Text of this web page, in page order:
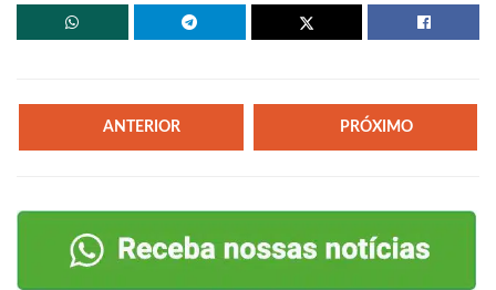
ANTERIOR PRÓXIMO